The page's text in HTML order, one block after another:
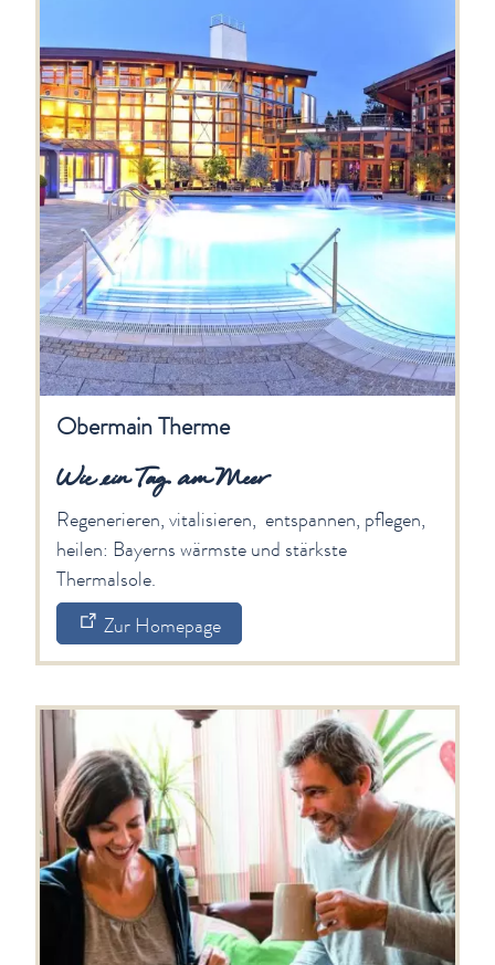
Obermain Therme
Wie ein Tag am Meer
Regenerieren, vitalisieren, entspannen, pflegen,
heilen: Bayerns wärmste und stärkste
Thermalsole.
Zur Homepage
Angebote unserer Gaststätten